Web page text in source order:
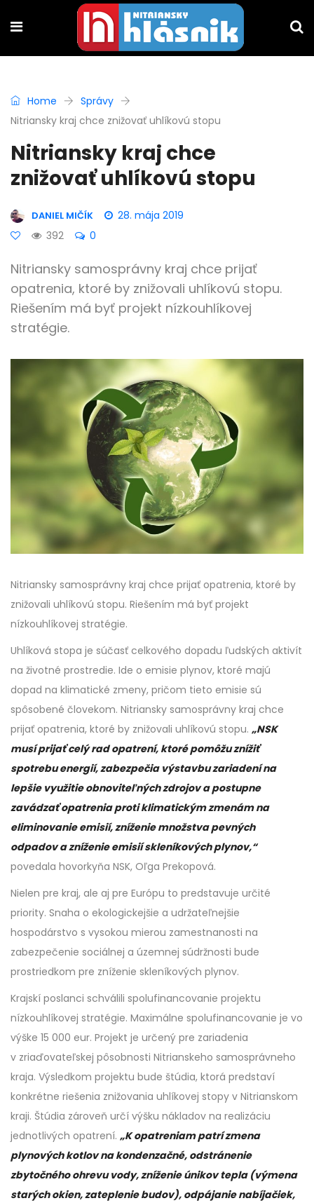
Home
Správy
Nitriansky kraj chce znižovať uhlíkovú stopu
Nitriansky kraj chce
znižovať uhlíkovú stopu
DANIEL MIČÍK
28. mája 2019
392
0
Nitriansky samosprávny kraj chce prijať
opatrenia, ktoré by znižovali uhlíkovú stopu.
Riešením má byť projekt nízkouhlíkovej
stratégie.
Nitriansky samosprávny kraj chce prijať opatrenia, ktoré by
znižovali uhlíkovú stopu. Riešením má byť projekt
nízkouhlíkovej stratégie.
Uhlíková stopa je súčasť celkového dopadu ľudských aktivít
na životné prostredie. Ide o emisie plynov, ktoré majú
dopad na klimatické zmeny, pričom tieto emisie sú
spôsobené človekom. Nitriansky samosprávny kraj chce
prijať opatrenia, ktoré by znižovali uhlíkovú stopu. „NSK
musí prijať celý rad opatrení, ktoré pomôžu znížiť
spotrebu energií, zabezpečia výstavbu zariadení na
lepšie využitie obnoviteľných zdrojov a postupne
zavádzať opatrenia proti klimatickým zmenám na
eliminovanie emisií, zníženie množstva pevných
odpadov a zníženie emisií skleníkových plynov,“
povedala hovorkyňa NSK, Oľga Prekopová.
Nielen pre kraj, ale aj pre Európu to predstavuje určité
priority. Snaha o ekologickejšie a udržateľnejšie
hospodárstvo s vysokou mierou zamestnanosti na
zabezpečenie sociálnej a územnej súdržnosti bude
prostriedkom pre zníženie skleníkových plynov.
Krajskí poslanci schválili spolufinancovanie projektu
nízkouhlíkovej stratégie. Maximálne spolufinancovanie je vo
výške 15 000 eur. Projekt je určený pre zariadenia
v zriaďovateľskej pôsobnosti Nitrianskeho samosprávneho
kraja. Výsledkom projektu bude štúdia, ktorá predstaví
konkrétne riešenia znižovania uhlíkovej stopy v Nitrianskom
kraji. Štúdia zároveň určí výšku nákladov na realizáciu
jednotlivých opatrení. „K opatreniam patrí zmena
plynových kotlov na kondenzačné, odstránenie
zbytočného ohrevu vody, zníženie únikov tepla (výmena
starých okien, zateplenie budov), odpájanie nabíjačiek,